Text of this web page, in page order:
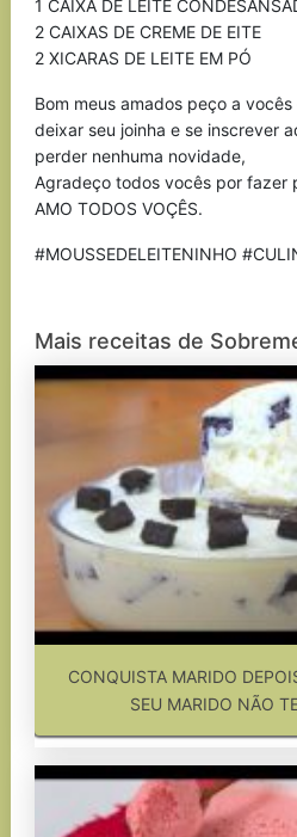
1 CAIXA DE LEITE
2 CAIXAS DE CREME DE EITE
2 XICARAS DE LEITE EM PÓ
Bom meus amados peço a
deixar seu joinha e se inscrever
perder nenhuma novidade,
Agradeço todos vocês por fazer
AMO TODOS VOÇÊS.
#MOUSSEDELEITENINHO
Mais receitas de
CONQUISTA MARIDO
SEU MARIDO NÃO